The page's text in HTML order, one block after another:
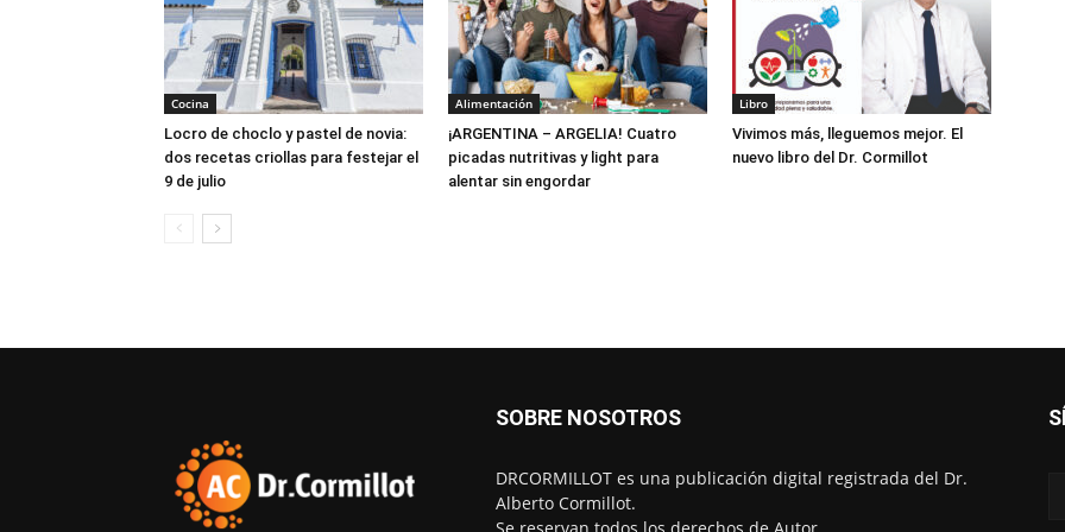
Cocina
Locro de choclo y pastel de novia:
dos recetas criollas para festejar el
9 de julio
Alimentación
¡ARGENTINA – ARGELIA! Cuatro
picadas nutritivas y light para
alentar sin engordar
Libro
Vivimos más, lleguemos mejor. El
nuevo libro del Dr. Cormillot
SOBRE NOSOTROS
DRCORMILLOT es una publicación digital registrada del Dr.
Alberto Cormillot.
Se reservan todos los derechos de Autor.